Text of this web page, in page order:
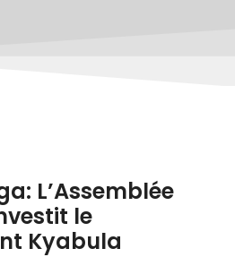
L’Assemblée
le
Kyabula